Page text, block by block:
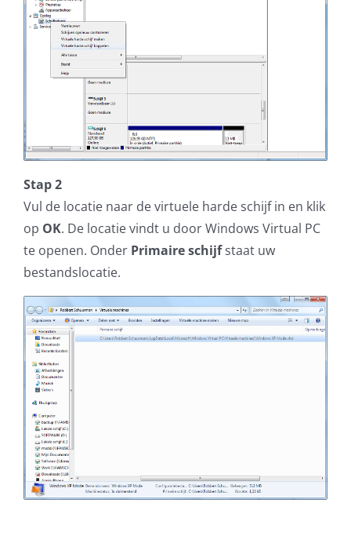
Stap 2
Vul de locatie naar de virtuele harde schijf in en klik
op OK. De locatie vindt u door Windows Virtual PC
te openen. Onder Primaire schijfstaat uw
bestandslocatie.